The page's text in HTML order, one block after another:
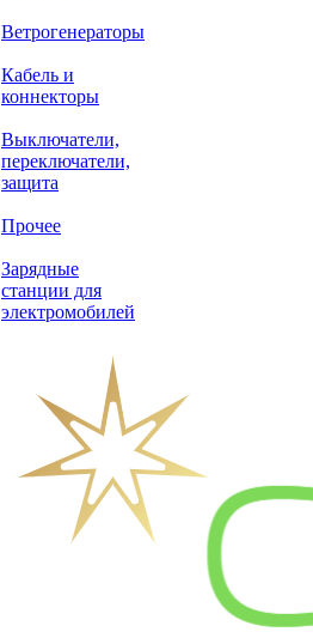
Ветрогенераторы
Кабель и
коннекторы
Выключатели,
переключатели,
защита
Прочее
Зарядные
станции для
электромобилей